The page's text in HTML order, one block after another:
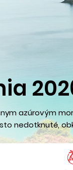
azúrovým
nedotknuté,